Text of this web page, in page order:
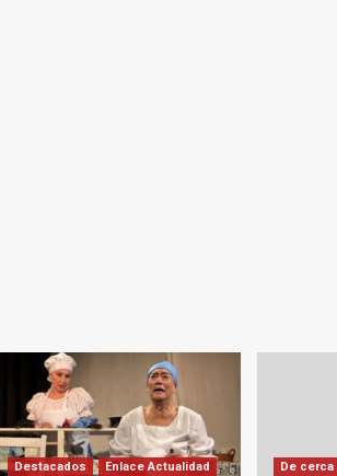
Destacados Enlace Actualidad De cerca